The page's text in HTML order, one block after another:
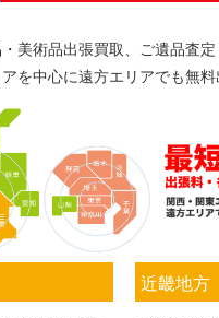
美術品出張買取、ご遺品査定
を中心に遠方エリアでも無料
近畿地方